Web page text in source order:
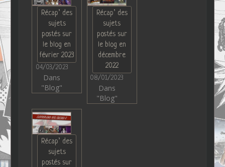
Récap’ des
sujets
postés sur
le blog en
février 2023
04/03/2023
Dans
"Blog"
Récap’ des
sujets
postés sur
le blog en
décembre
2022
08/01/2023
Dans
"Blog"
Récap’ des
sujets
postés sur